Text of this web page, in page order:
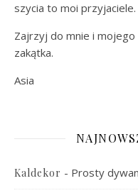
szycia to moi przyjaciele.
Zajrzyj do mnie i
zakątka.
Asia
Kaldekor - Prosty